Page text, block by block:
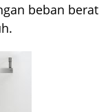
beban berat